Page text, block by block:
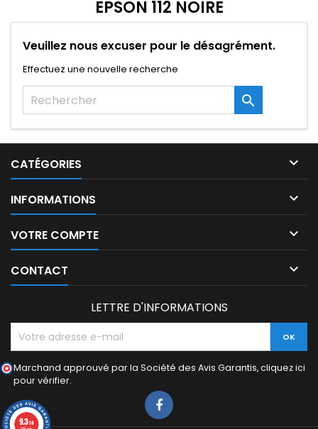
EPSON 112 NOIRE
Veuillez nous excuser pour le désagrément.
Effectuez une nouvelle recherche

CATÉGORIES 
INFORMATIONS 
VOTRE COMPTE 
CONTACT 
LETTRE D'INFORMATIONS
Marchand approuvé par la Société des Avis Garantis,cliquez ici
pour vérifier.
9.3/10